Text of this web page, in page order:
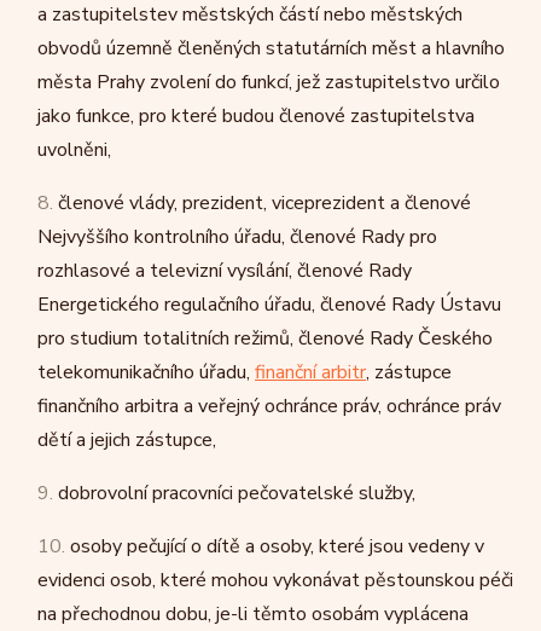
a zastupitelstev městských částí nebo městských
obvodů územně členěných statutárních měst a hlavního
města Prahy zvolení do funkcí, jež zastupitelstvo určilo
jako funkce, pro které budou členové zastupitelstva
uvolněni,
8. členové vlády, prezident, viceprezident a členové
Nejvyššího kontrolního úřadu, členové Rady pro
rozhlasové a televizní vysílání, členové Rady
Energetického regulačního úřadu, členové Rady Ústavu
pro studium totalitních režimů, členové Rady Českého
telekomunikačního úřadu, finanční arbitr, zástupce
finančního arbitra a veřejný ochránce práv, ochránce práv
dětí a jejich zástupce,
9. dobrovolní pracovníci pečovatelské služby,
10. osoby pečující o dítě a osoby, které jsou vedeny v
evidenci osob, které mohou vykonávat pěstounskou péči
na přechodnou dobu, je-li těmto osobám vyplácena